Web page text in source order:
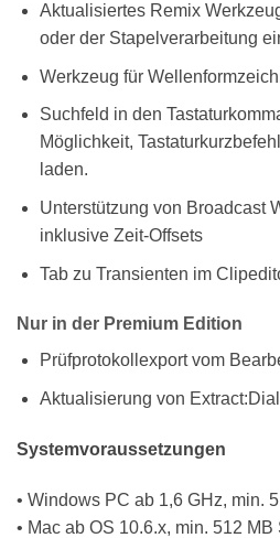
Aktualisiertes Remix
oder der Stapelverarbeitung
Werkzeug für
Suchfeld in den
Möglichkeit,
laden.
Unterstützung von Broadcast
inklusive Zeit-Offsets
Tab zu Transienten im
Nur in der Premium Edition
Prüfprotokollexport vom
Aktualisierung von
Systemvoraussetzungen
• Windows PC ab 1,6 GHz, min.
• Mac ab OS 10.6.x, min. 512 MB